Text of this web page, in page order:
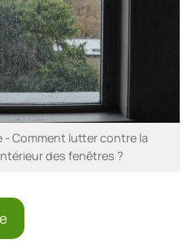
Comment lutter contre la
des fenêtres ?